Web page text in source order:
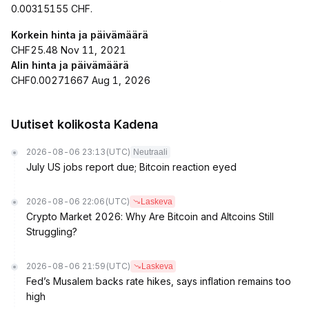
0.00315155 CHF.
Korkein hinta ja päivämäärä
CHF25.48 Nov 11, 2021
Alin hinta ja päivämäärä
CHF0.00271667 Aug 1, 2026
Uutiset kolikosta Kadena
2026-08-06 23:13 (UTC) Neutraali
July US jobs report due; Bitcoin reaction eyed
2026-08-06 22:06 (UTC) Laskeva
Crypto Market 2026: Why Are Bitcoin and Altcoins Still
Struggling?
2026-08-06 21:59 (UTC) Laskeva
Fed’s Musalem backs rate hikes, says inflation remains too
high